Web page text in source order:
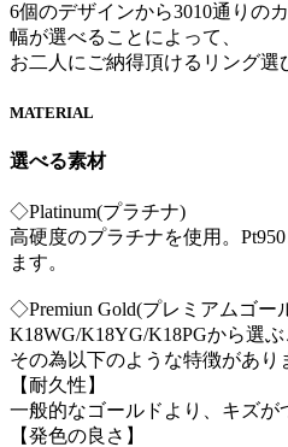
6個のデザインから3010通りの
幅が選べることによって、
お二人にご納得頂けるリング選
MATERIAL
選べる素材
◇Platinum(プラチナ)
高硬度のプラチナを使用。
ます。
◇Premiun Gold(プレミアムゴー
K18WG/K18YG/K18PGから選ぶ
その為以下のような特徴があり
【耐久性】
一般的なゴールドより、キズが
【発色の良さ】